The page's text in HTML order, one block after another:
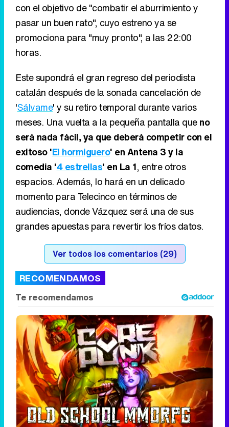
con el objetivo de "combatir el aburrimiento y
pasar un buen rato", cuyo estreno ya se
promociona para "muy pronto", a las 22:00
horas.
Este supondrá el gran regreso del periodista
catalán después de la sonada cancelación de
'Sálvame' y su retiro temporal durante varios
meses. Una vuelta a la pequeña pantalla queno
será nada fácil, ya que deberá competir con el
exitoso 'El hormiguero' en Antena 3 y la
comedia '4 estrellas' en La 1, entre otros
espacios. Además, lo hará en un delicado
momento para Telecinco en términos de
audiencias, donde Vázquez será una de sus
grandes apuestas para revertir los fríos datos.
Ver todos los comentarios (29)
RECOMENDAMOS